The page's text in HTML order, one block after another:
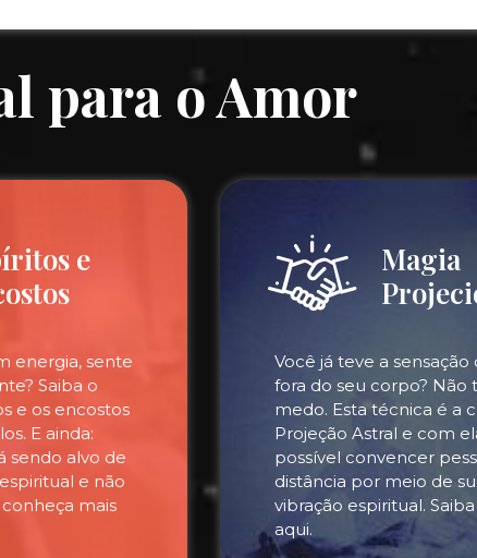
para o Amor
e
energia, sente
Saiba o
e os encostos
E ainda:
sendo alvo de
e não
mais
Magia
Você já teve a sensação
fora do seu corpo? Não
medo. Esta técnica é a
Projeção Astral e com
possível convencer
distância por meio de
vibração espiritual.
aqui.